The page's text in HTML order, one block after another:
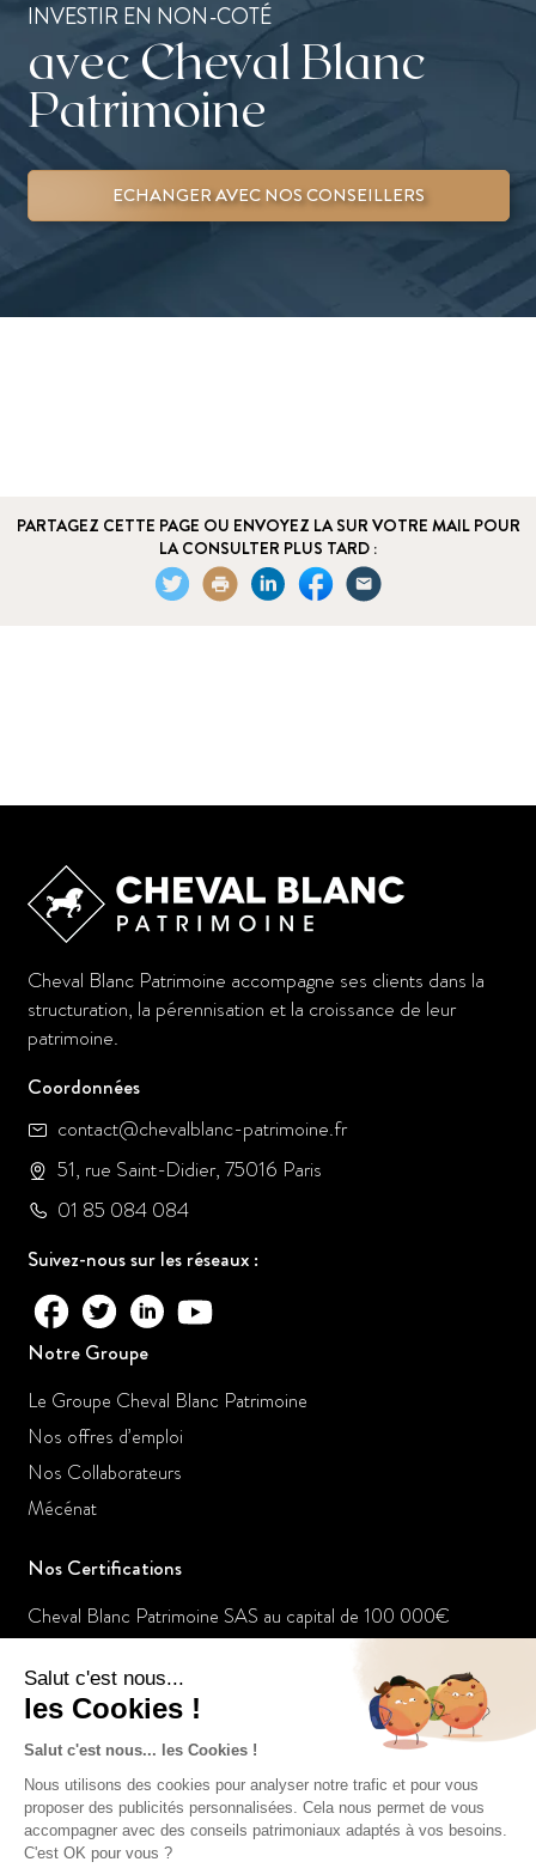
INVESTIR EN NON-COTÉ
avec Cheval Blanc
Patrimoine
ECHANGER AVEC NOS CONSEILLERS
PARTAGEZ CETTE PAGE OU ENVOYEZ LA SUR VOTRE MAIL POUR
LA CONSULTER PLUS TARD :
Cheval Blanc Patrimoine accompagne ses clients dans la
structuration, la pérennisation et la croissance de leur
patrimoine.
Coordonnées
contact@chevalblanc-patrimoine.fr
51, rue Saint-Didier, 75016 Paris
01 85 084 084
Suivez-nous sur les réseaux :
Notre Groupe
Le Groupe Cheval Blanc Patrimoine
Nos offres d’emploi
Nos Collaborateurs
Mécénat
Nos Certifications
Cheval Blanc Patrimoine SAS au capital de 100 000€
ORIAS n° 14005259
Membre de l'ANACOFI n° E008458
Nos dernières actualités